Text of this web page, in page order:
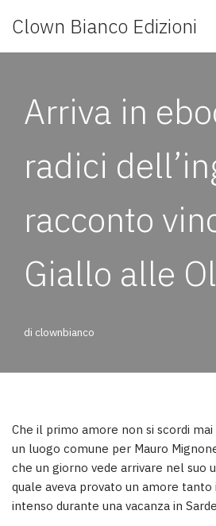
Clown Bianco Edizioni
Arriva in
radici
racconto
Giallo alle
di clownbianco
Che il primo amore non si scordi mai
un luogo comune per Mauro
che un giorno vede arrivare nel suo
quale aveva provato un amore
intenso durante una vacanza in